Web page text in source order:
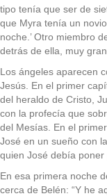
tipo tenía que ser de
que Myra tenía un
noche.’ Otro miembro
detrás de ella, muy
Los ángeles aparecen
Jesús. En el primer
del heraldo de Cristo,
con la profecía que
del Mesías. En el
José en un sueño con
quien José debía poner
En esa primera noche
cerca de Belén: “Y he